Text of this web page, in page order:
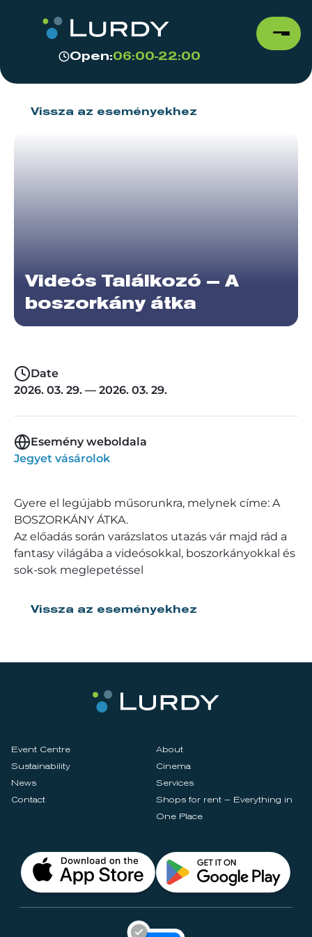
Open:06:00-22:00
Vissza az eseményekhez
Videós Találkozó – A
boszorkány átka
Date
2026. 03. 29. — 2026. 03. 29.
Esemény weboldala
Jegyet vásárolok
Gyere el legújabb műsorunkra, melynek címe: A
BOSZORKÁNY ÁTKA.
Az előadás során varázslatos utazás vár majd rád a
fantasy világába a videósokkal, boszorkányokkal és
sok-sok meglepetéssel
Vissza az eseményekhez
Event Centre
About
Sustainability
Cinema
News
Services
Contact
Shops for rent – Everything in
One Place